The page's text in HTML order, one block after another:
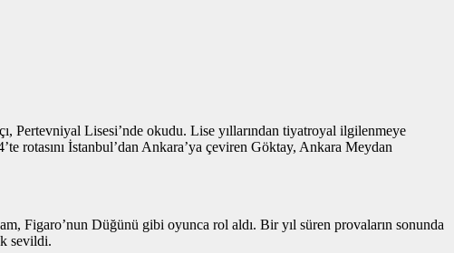
Pertevniyal Lisesi’nde okudu. Lise yıllarından tiyatroyal ilgilenmeye
rotasını İstanbul’dan Ankara’ya çeviren Göktay, Ankara Meydan
Figaro’nun Düğünü gibi oyunca rol aldı. Bir yıl süren provaların sonunda
sevildi.